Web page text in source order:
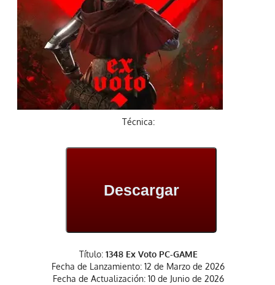
Técnica:
Descargar
Título: 1348 Ex Voto PC-GAME
Fecha de Lanzamiento: 12 de Marzo de 2026
Fecha de Actualización: 10 de Junio de 2026